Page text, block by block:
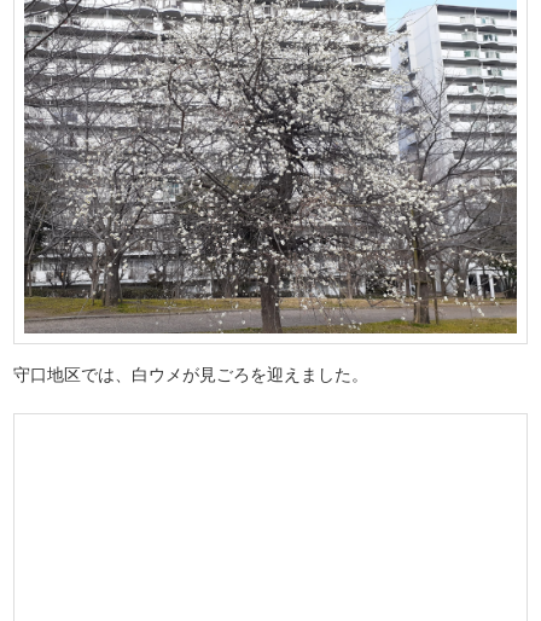
守口地区では、白ウメが見ごろを迎えました。